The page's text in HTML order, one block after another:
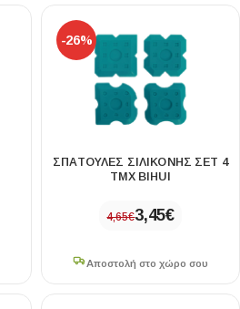
-26%
ΣΠΑΤΟΥΛΕΣ ΣΙΛΙΚΟΝΗΣ ΣΕΤ 4
ΤΜΧ BIHUI
4,65€3,45€
Αποστολή στο χώρο σου